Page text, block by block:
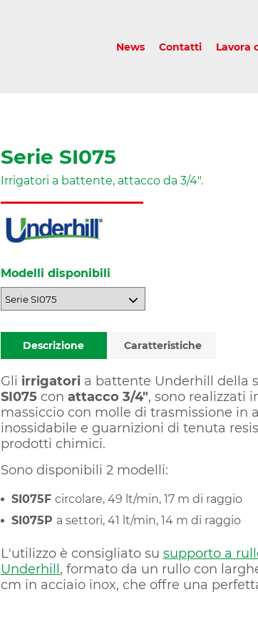
News Contatti Lavora
Serie SI075
Irrigatori a battente, attacco da 3/4".
Modelli disponibili
Descrizione Caratteristiche
Gli irrigatori a battente Underhill della
SI075 con attacco 3/4", sono realizzati
massiccio con molle di trasmissione in
inossidabile e guarnizioni di tenuta
prodotti chimici.
Sono disponibili 2 modelli:
SI075F circolare, 49 lt/min, 17 m di raggio
SI075P a settori, 41 lt/min, 14 m di raggio
L'utilizzo è consigliato su supporto a
Underhill, formato da un rullo con
cm in acciaio inox, che offre una